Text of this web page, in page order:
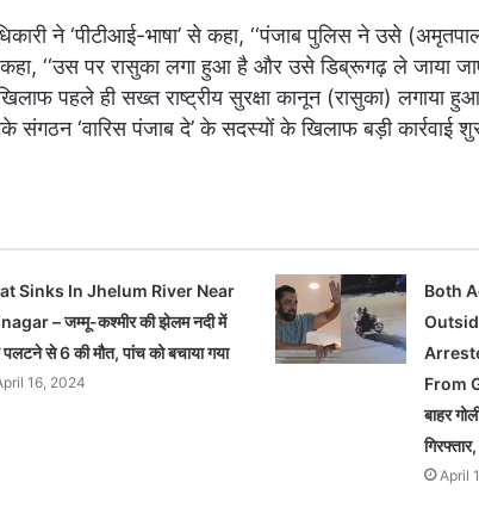
ने ‘पीटीआई-भाषा’ से कहा, ‘‘पंजाब पुलिस ने उसे
‘‘उस पर रासुका लगा हुआ है और उसे डिब्रूगढ़ ले जाया
पहले ही सख्त राष्ट्रीय सुरक्षा कानून (रासुका) लगाया
संगठन ‘वारिस पंजाब दे’ के सदस्यों के खिलाफ बड़ी कार्रवाई
Sinks In Jhelum River Near
– जम्मू-कश्मीर की झेलम नदी में
पलटने से 6 की मौत, पांच को बचाया गया
16, 2024
Both
From
बाहर
April